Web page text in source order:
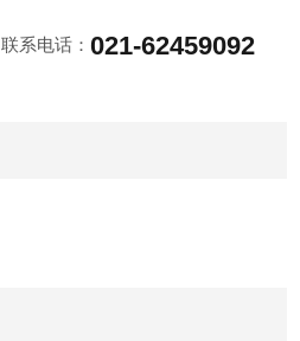
联系电话： 021-62459092